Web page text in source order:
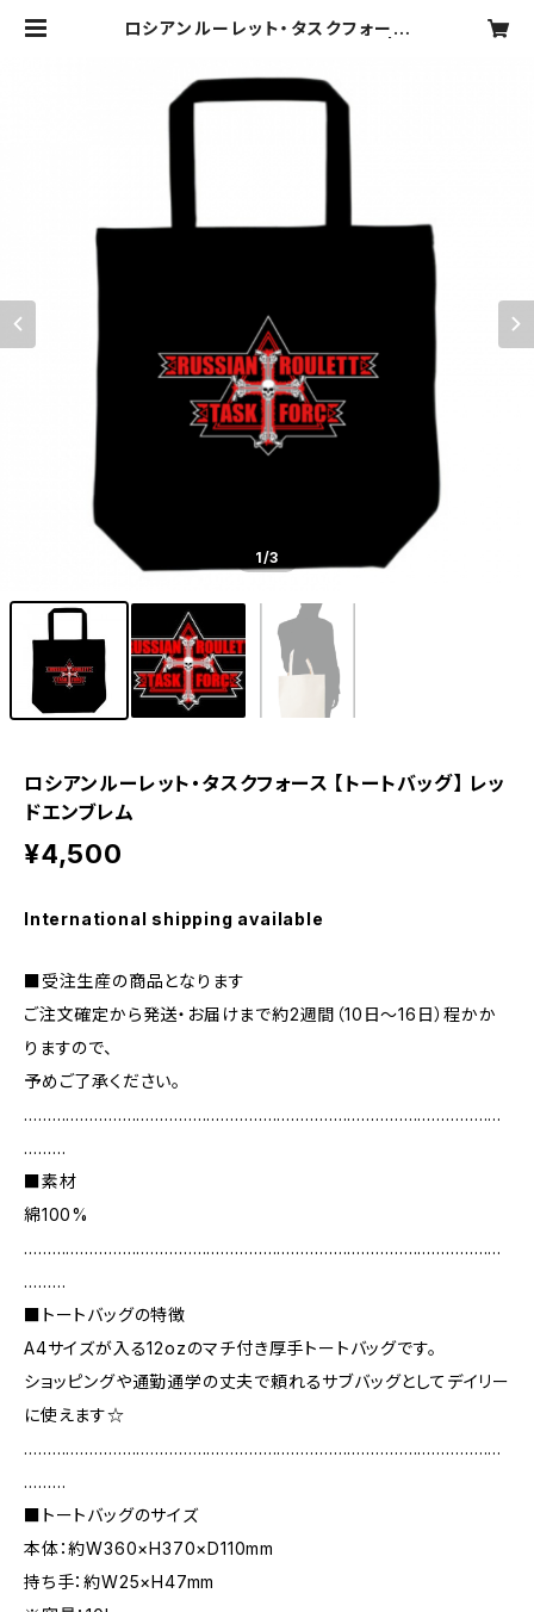
ロシアンルーレット・タスクフォース
1/3
ロシアンルーレット・タスクフォース 【トートバッグ】 レッ
ドエンブレム
¥4,500
International shipping available
■受注生産の商品となります
ご注文確定から発送・お届けまで約2週間（10日～16日）程かか
りますので、
予めご了承ください。
…………………………………………………………………………………………
………
■素材
綿100%
…………………………………………………………………………………………
………
■トートバッグの特徴
A4サイズが入る12ozのマチ付き厚手トートバッグです。
ショッピングや通勤通学の丈夫で頼れるサブバッグとしてデイリー
に使えます☆
…………………………………………………………………………………………
………
■トートバッグのサイズ
本体：約W360×H370×D110mm
持ち手：約W25×H47mm